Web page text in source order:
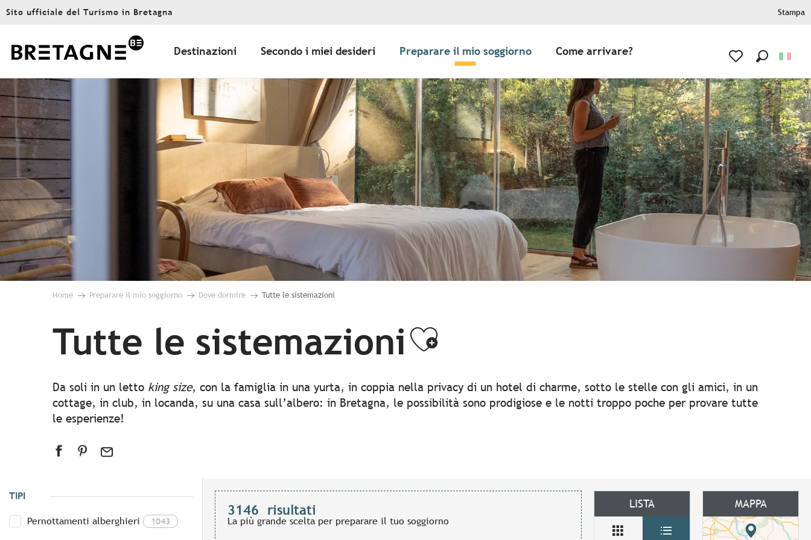
Aller
principal
Sito ufficiale del Turismo in Bretagna Stampa
Destinazioni Secondo i miei desideri Preparare il mio soggiorno Come arrivare?
Home Preparare il mio soggiorno Dove dormire Tutte le sistemazioni
Tutte le sistemazioniAjouter aux favoris
Da soli in un letto king size, con la famiglia in una yurta, in coppia nella privacy di un hotel di charme, sotto le stelle con gli amici, in un
cottage, in club, in locanda, su una casa sull’albero: in Bretagna, le possibilità sono prodigiose e le notti troppo poche per provare tutte
le esperienze!
TIPI
Pernottamenti alberghieri 1043
3146 risultati
La più grande scelta per preparare il tuo soggiorno
LISTA MAPPA